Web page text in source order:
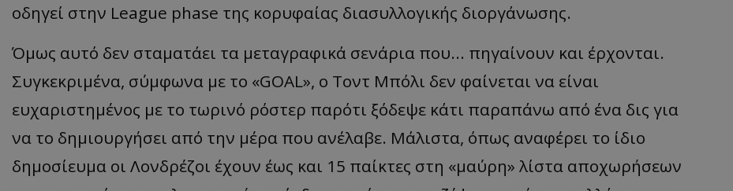
οδηγεί στην League phase της κορυφαίας διασυλλογικής διοργάνωσης.
Όμως αυτό δεν σταματάει τα μεταγραφικά σενάρια που... πηγαίνουν και έρχονται.
Συγκεκριμένα, σύμφωνα με το «GOAL», o Toντ Μπόλι δεν φαίνεται να είναι
ευχαριστημένος με το τωρινό ρόστερ παρότι ξόδεψε κάτι παραπάνω από ένα δις για
να το δημιουργήσει από την μέρα που ανέλαβε. Μάλιστα, όπως αναφέρει το ίδιο
δημοσίευμα οι Λονδρέζοι έχουν έως και 15 παίκτες στη «μαύρη» λίστα αποχωρήσεων